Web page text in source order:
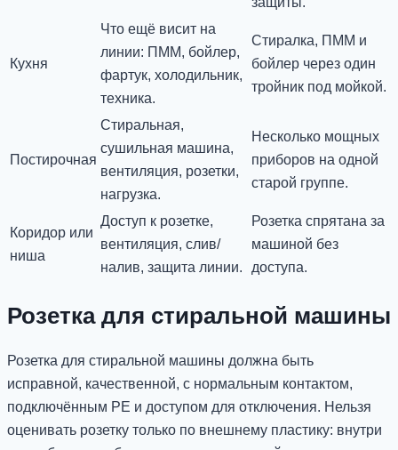
Кухня
Что ещё висит на
линии: ПММ, бойлер,
фартук, холодильник,
техника.
Стиралка, ПММ и
бойлер через один
тройник под мойкой.
Постирочная
Стиральная,
сушильная машина,
вентиляция, розетки,
нагрузка.
Несколько мощных
приборов на одной
старой группе.
Коридор или
ниша
Доступ к розетке,
вентиляция, слив/
налив, защита линии.
Розетка спрятана за
машиной без
доступа.
Розетка для стиральной машины
Розетка для стиральной машины должна быть
исправной, качественной, с нормальным контактом,
подключённым PE и доступом для отключения. Нельзя
оценивать розетку только по внешнему пластику: внутри